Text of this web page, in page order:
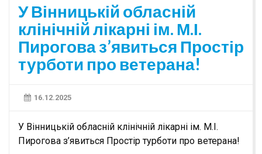
У Вінницькій обласній
клінічній лікарні ім. М.І.
Пирогова з’явиться Простір
турботи про ветерана!
16.12.2025
У Вінницькій обласній клінічній лікарні ім. М.І.
Пирогова з’явиться Простір турботи про ветерана!